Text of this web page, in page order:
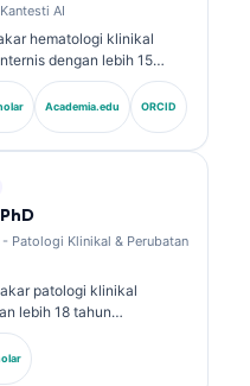
AI
hematologi klinikal
dengan lebih 15
perubatan makmal dan
AI. Sebagai Ketua
AI, beliau
kajian tentang
makmal.
Academia.edu ORCID
Patologi Klinikal & Perubatan
patologi klinikal
lebih 18 tahun
makmal dan analisis
pensijilan kepakaran
menerbitkan secara